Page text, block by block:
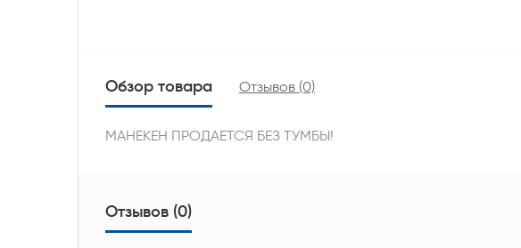
Обзор товара Отзывов (0)
МАНЕКЕН ПРОДАЕТСЯ БЕЗ ТУМБЫ!
Отзывов (0)